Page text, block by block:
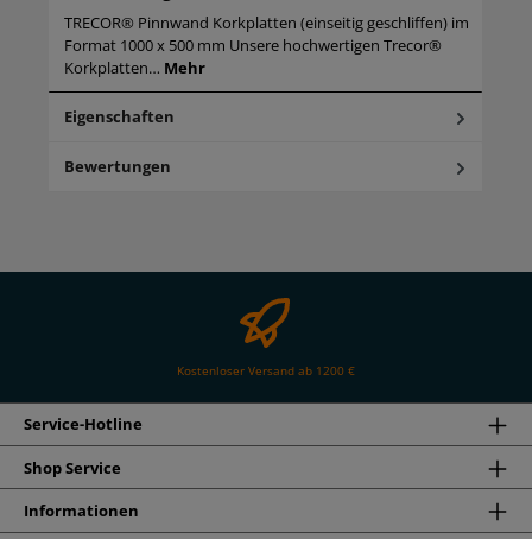
TRECOR® Pinnwand Korkplatten (einseitig geschliffen) im
Format 1000 x 500 mm Unsere hochwertigen Trecor®
Korkplatten… Mehr
Eigenschaften
Bewertungen
Kostenloser Versand ab 1200 €
Service-Hotline
Shop Service
Informationen